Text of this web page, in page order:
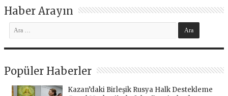
Haber Arayın
Popüler Haberler
Kazan’daki Birleşik Rusya Halk Destekleme